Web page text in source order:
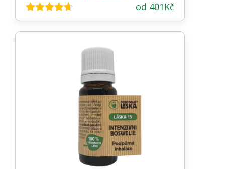
Hodnocení
od 401 Kč